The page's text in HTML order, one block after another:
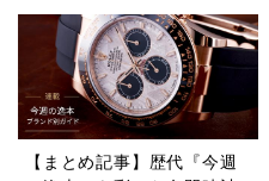
【まとめ記事】歴代『今週